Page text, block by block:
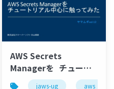
aws oci
AWS Secrets
Managerを チュート
リアル中心に触ってみ
jaws-ug aws